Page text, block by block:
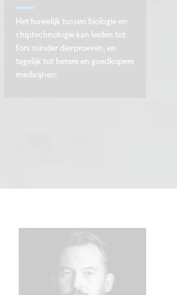
Het huwelijk tussen biologie en
chiptechnologie kan leiden tot
fors minder dierproeven, en
tegelijk tot betere en goedkopere
medicijnen.